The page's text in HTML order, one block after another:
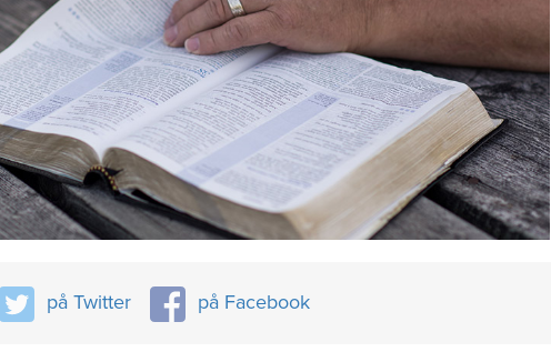
på Twitter på Facebook